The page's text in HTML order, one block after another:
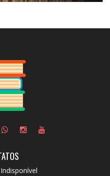
Indisponível